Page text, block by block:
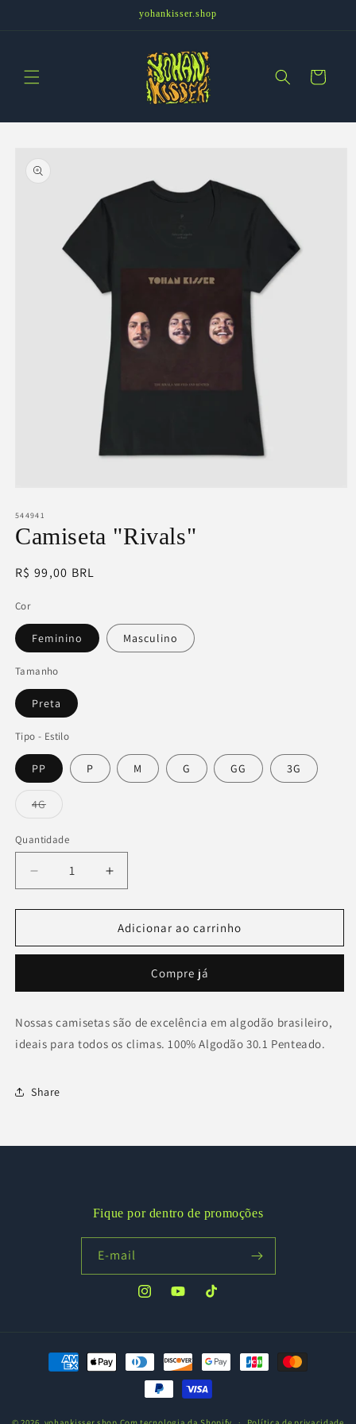
yohankisser.shop
Carrinho
informações
do produto
1
na
janela
544941
Camiseta "Rivals"
Preço
R$ 99,00 BRL
Cor
Feminino Masculino
Tamanho
Preta
Tipo - Estilo
PP P M G GG 3G
4GVariante
esgotada
indisponível
Quantidade
Diminuir
a
quantidade
Camiseta
Aumentar
a
quantidade
de
Camiseta
Adicionar ao carrinho
Compre já
Nossas camisetas são de excelência em algodão brasileiro,
ideais para todos os climas. 100% Algodão 30.1 Penteado.
Share
Fique por dentro de promoções
E-mail
InstagramYouTubeTikTok
Formas